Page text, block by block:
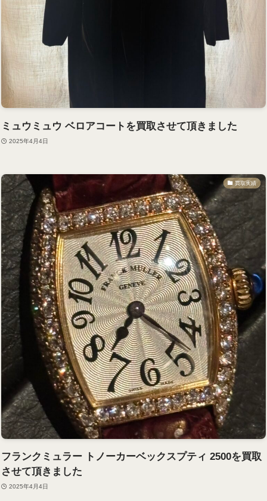
ミュウミュウ ベロアコートを買取させて頂きました
2025年4月4日
買取実績
フランクミュラー トノーカーベックスプティ 2500を買取
させて頂きました
2025年4月4日